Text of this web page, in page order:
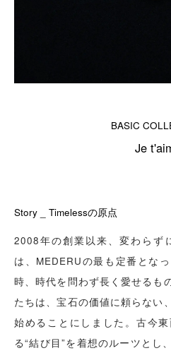
BASIC
Je
Story _ Timelessの原点
2008年の創業以来、変わらず
は、MEDERUの最も定番とな
時、時代を問わず長く愛せるも
たちは、宝石の価値に頼らない
始めることにしました。古今
る“結び目”を着想のルーツとし